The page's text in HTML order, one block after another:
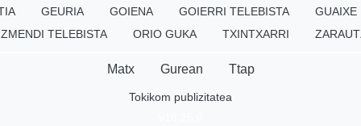
GEURIA GOIENA GOIERRI TELEBISTA
GUAIXE
TELEBISTA
ORIO GUKA TXINTXARRI
Matx Gurean Ttap
Tokikom publizitatea